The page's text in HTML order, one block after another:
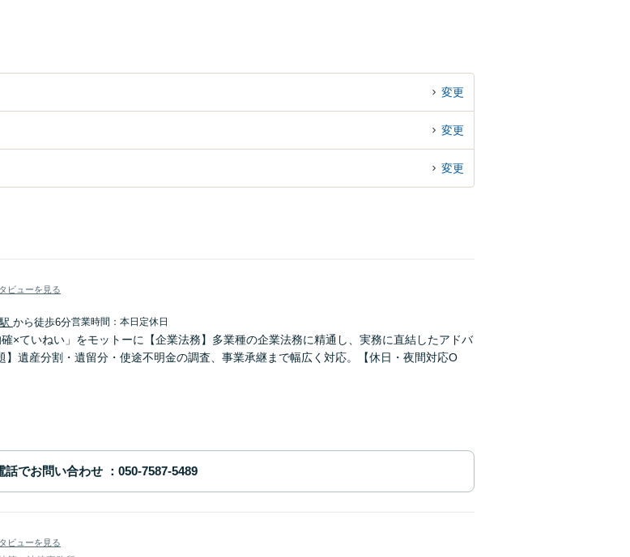
変更
変更
変更
ビューを見る
から徒歩6分営業時間：本日定休日
確×ていねい」をモットーに【企業法務】多業種の企業法務に精通し、実務に直結したアドバ
】遺産分割・遺留分・使途不明金の調査、事業承継まで幅広く対応。【休日・夜間対応O
話でお問い合わせ
ビューを見る